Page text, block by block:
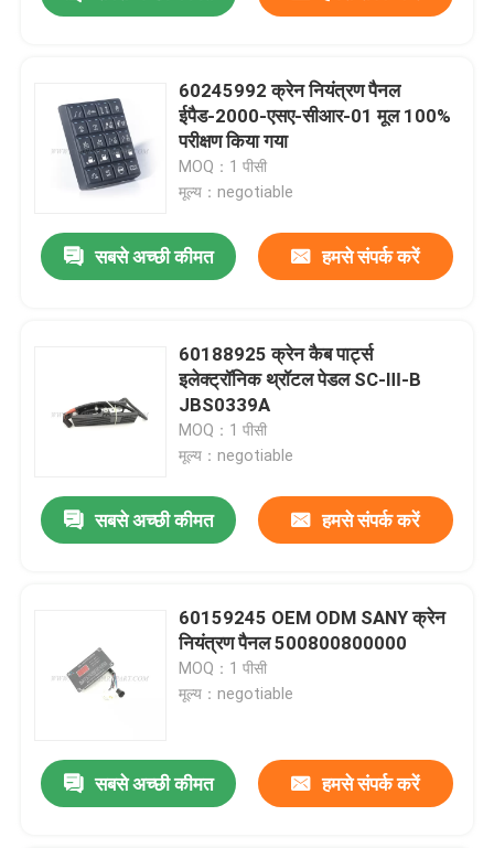
60245992 क्रेन नियंत्रण पैनल
ईपैड-2000-एसए-सीआर-01 मूल 100%
परीक्षण किया गया
MOQ：1 पीसी
मूल्य：negotiable
सबसे अच्छी कीमत हमसे संपर्क करें
60188925 क्रेन कैब पार्ट्स
इलेक्ट्रॉनिक थ्रॉटल पेडल SC-Ⅲ-B
JBS0339A
MOQ：1 पीसी
मूल्य：negotiable
सबसे अच्छी कीमत हमसे संपर्क करें
60159245 OEM ODM SANY क्रेन
नियंत्रण पैनल 500800800000
MOQ：1 पीसी
मूल्य：negotiable
सबसे अच्छी कीमत हमसे संपर्क करें